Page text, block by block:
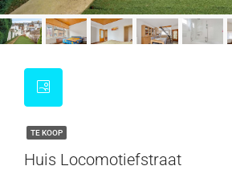
TE KOOP
Huis Locomotiefstraat